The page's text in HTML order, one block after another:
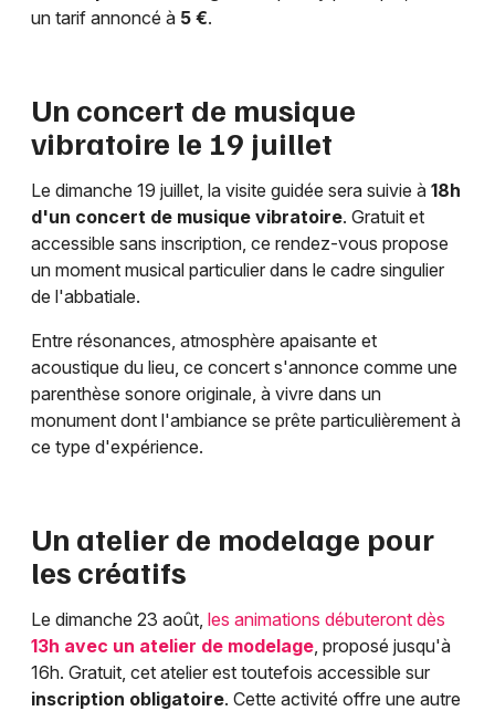
un tarif annoncé à 5 €.
Un concert de musique
vibratoire le 19 juillet
Le dimanche 19 juillet, la visite guidée sera suivie à 18h
d'un concert de musique vibratoire. Gratuit et
accessible sans inscription, ce rendez-vous propose
un moment musical particulier dans le cadre singulier
de l'abbatiale.
Entre résonances, atmosphère apaisante et
acoustique du lieu, ce concert s'annonce comme une
parenthèse sonore originale, à vivre dans un
monument dont l'ambiance se prête particulièrement à
ce type d'expérience.
Un atelier de modelage pour
les créatifs
Le dimanche 23 août, les animations débuteront dès
13h avec un atelier de modelage , proposé jusqu'à
16h. Gratuit, cet atelier est toutefois accessible sur
inscription obligatoire. Cette activité offre une autre